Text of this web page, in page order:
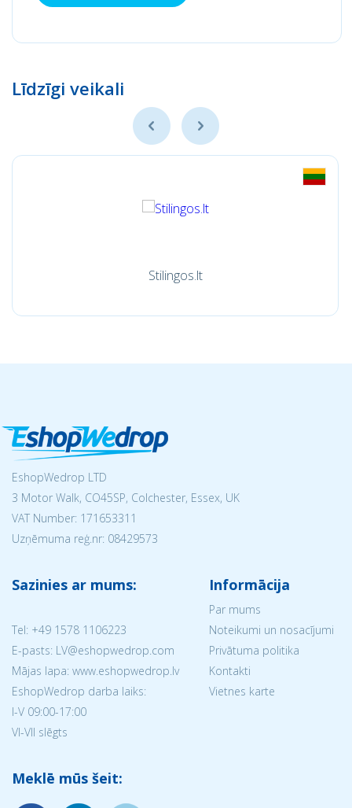
Līdzīgi veikali
Stilingos.lt
EshopWedrop LTD
3 Motor Walk, CO45SP, Colchester, Essex, UK
VAT Number: 171653311
Uzņēmuma reģ.nr: 08429573
Sazinies ar mums:
Tel: +49 1578 1106223
E-pasts: LV@eshopwedrop.com
Mājas lapa: www.eshopwedrop.lv
EshopWedrop darba laiks:
I-V 09:00-17:00
VI-VII slēgts
Informācija
Par mums
Noteikumi un nosacījumi
Privātuma politika
Kontakti
Vietnes karte
Meklē mūs šeit: